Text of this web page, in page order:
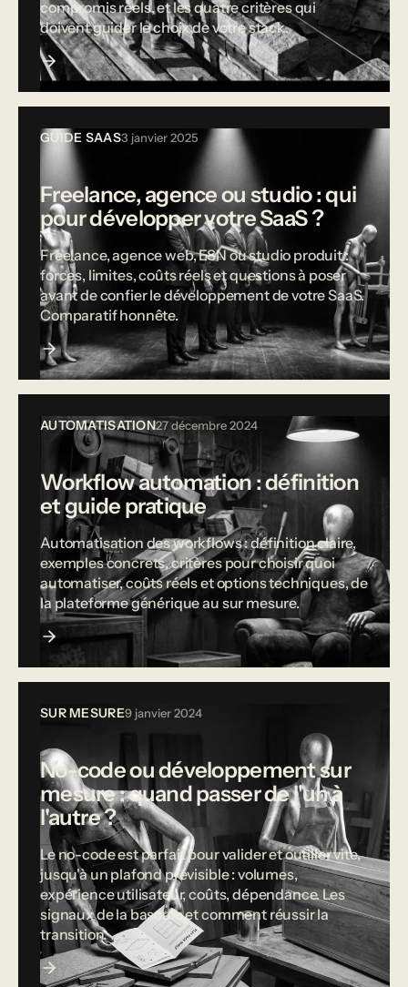
compromis réels, et les quatre critères qui
doivent guider le choix de votre stack.
GUIDE SAAS3 janvier 2025
Freelance, agence ou studio : qui
pour développer votre SaaS ?
Freelance, agence web, ESN ou studio produit :
forces, limites, coûts réels et questions à poser
avant de confier le développement de votre SaaS.
Comparatif honnête.
AUTOMATISATION27 décembre 2024
Workflow automation : définition
et guide pratique
Automatisation des workflows : définition claire,
exemples concrets, critères pour choisir quoi
automatiser, coûts réels et options techniques, de
la plateforme générique au sur mesure.
SUR MESURE9 janvier 2024
No-code ou développement sur
mesure : quand passer de l'un à
l'autre ?
Le no-code est parfait pour valider et outiller vite,
jusqu'à un plafond prévisible : volumes,
expérience utilisateur, coûts, dépendance. Les
signaux de la bascule et comment réussir la
transition.